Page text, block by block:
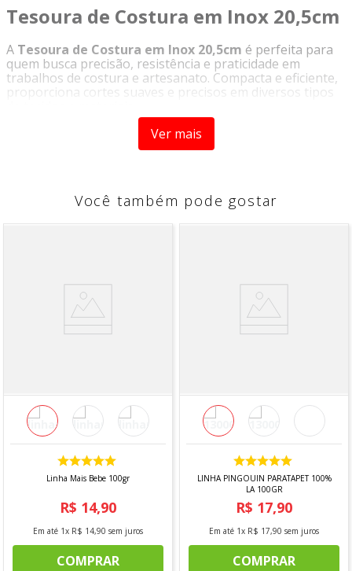
Tesoura de Costura em Inox 20,5cm
A Tesoura de Costura em Inox 20,5cm é perfeita para
quem busca precisão, resistência e praticidade em
trabalhos de costura e artesanato. Compacta e eficiente,
proporciona cortes suaves e precisos em diversos tipos
Fabricada em aço inoxidável, oferece alta durabilidade,
resistência à corrosão e excelente desempenho mesmo
Diferenciais do Produto:
Compacta e prática para o dia a dia
Alta durabilidade e resistência à corrosão
Ideal para uso profissional e doméstico
Excelente desempenho em tecidos e materiais
Indicada para costura, confecção, patchwork,
modelagem, artesanato e cortes em tecidos em geral.
Informações Técnicas:
Aço inoxidável
Conteúdo:1 unidade
Tamanho:20,5 cm
Imagens meramente ilustrativas.
Ver mais
Você também pode gostar
Linha Mais Bebe 100gr
R$ 14,90
Em até 1x R$ 14,90 sem juros
COMPRAR
LINHA PINGOUIN PARATAPET 100%
LA 100GR
R$ 17,90
Em até 1x R$ 17,90 sem juros
COMPRAR